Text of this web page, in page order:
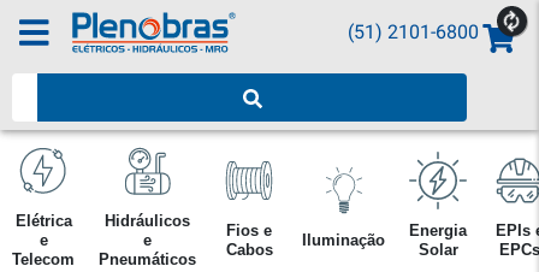
(51) 2101-6800
Elétrica
e
Telecom
Hidráulicos
e
Pneumáticos
Fios e
Cabos
Iluminação
Energia
Solar
EPIs
EPCs